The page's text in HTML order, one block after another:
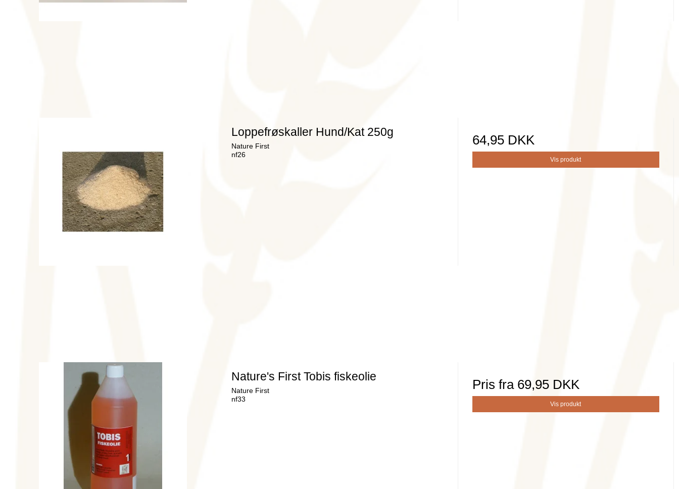
Loppefrøskaller Hund/Kat 250g
Nature First
nf26
64,95 DKK
Vis produkt
Nature's First Tobis fiskeolie
Nature First
nf33
Pris fra 69,95 DKK
Vis produkt